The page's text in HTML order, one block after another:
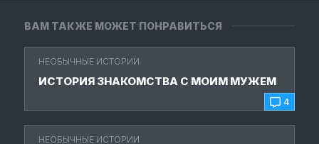
ВАМ ТАКЖЕ МОЖЕТ ПОНРАВИТЬСЯ
4
НЕОБЫЧНЫЕ ИСТОРИИ
ИСТОРИЯ ЗНАКОМСТВА С МОИМ МУЖЕМ
НЕОБЫЧНЫЕ ИСТОРИИ